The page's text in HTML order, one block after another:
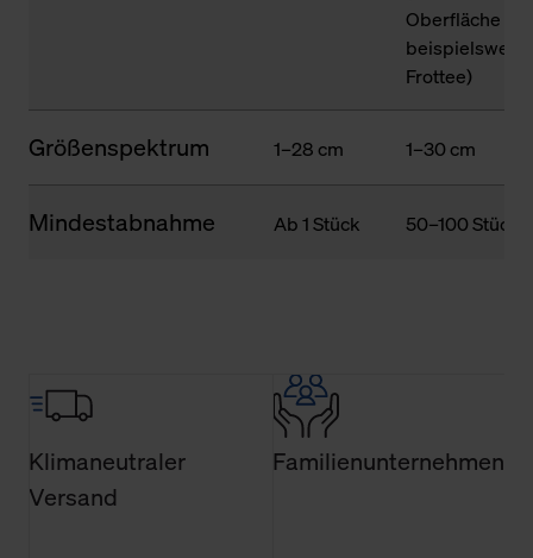
Oberfläche
Frottee)
Größenspektrum 1–28 cm 1–30 cm
Mindestabnahme Ab 1 Stück 50–100 Stück
Klimaneutraler
Versand
Familienunternehmen